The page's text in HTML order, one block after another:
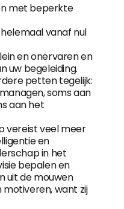
met beperkte
vanaf nul
en onervaren en
uw begeleiding.
petten tegelijk:
soms aan
aan het
vereist veel meer
en
in het
bepalen en
uit de mouwen
want zij